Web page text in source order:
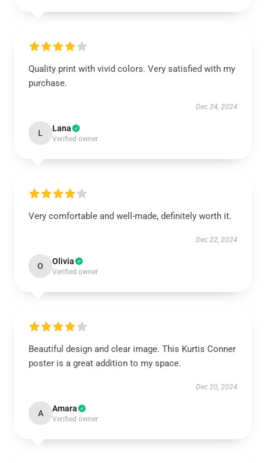
Quality print with vivid colors. Very satisfied with my
purchase.
Dec 24, 2024
L Lana
Verified owner
Very comfortable and well-made, definitely worth it.
Dec 22, 2024
O Olivia
Verified owner
Beautiful design and clear image. This Kurtis Conner
poster is a great addition to my space.
Dec 20, 2024
A Amara
Verified owner